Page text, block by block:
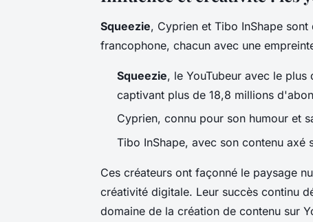
Squeezie, Cyprien et Tibo InShape
francophone, chacun avec une
Squeezie, le YouTubeur avec le
captivant plus de 18,8 millions
Cyprien, connu pour son humour et
Tibo InShape, avec son contenu
Ces créateurs ont façonné le paysage
créativité digitale. Leur succès continu
domaine de la création de contenu sur